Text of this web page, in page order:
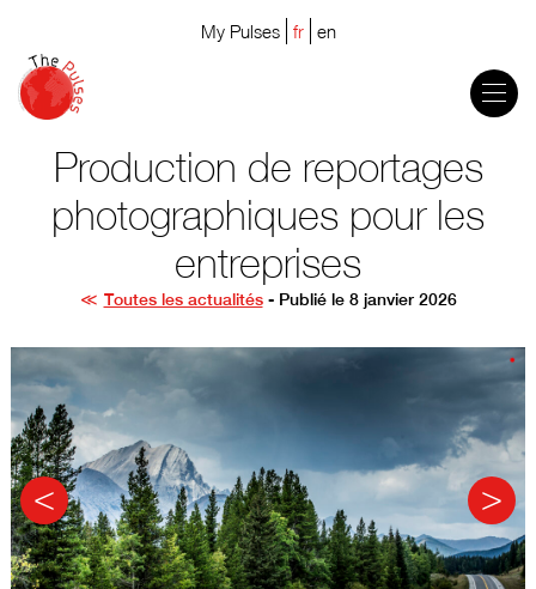
My Pulses fr en
Production de reportages
photographiques pour les
entreprises
Toutes les actualités- Publié le 8 janvier 2026